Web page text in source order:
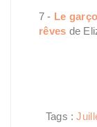
7 - Le
rêves de
Tags :